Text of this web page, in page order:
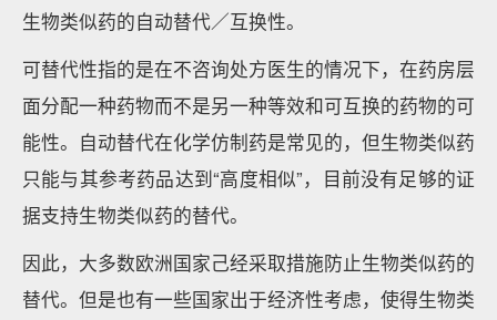
生物类似药的自动替代／互换性。
可替代性指的是在不咨询处方医生的情况下，在药房层
面分配一种药物而不是另一种等效和可互换的药物的可
能性。自动替代在化学仿制药是常见的，但生物类似药
只能与其参考药品达到“高度相似”，目前没有足够的证
据支持生物类似药的替代。
因此，大多数欧洲国家己经采取措施防止生物类似药的
替代。但是也有一些国家出于经济性考虑，使得生物类